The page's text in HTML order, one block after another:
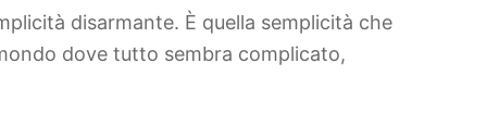
disarmante. È quella semplicità che
dove tutto sembra complicato,